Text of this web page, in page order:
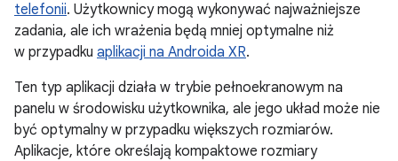
telefonii. Użytkownicy mogą wykonywać najważniejsze
zadania, ale ich wrażenia będą mniej optymalne niż
w przypadku aplikacji na Androida XR.
Ten typ aplikacji działa w trybie pełnoekranowym na
panelu w środowisku użytkownika, ale jego układ może nie
być optymalny w przypadku większych rozmiarów.
Aplikacje, które określają kompaktowe rozmiary